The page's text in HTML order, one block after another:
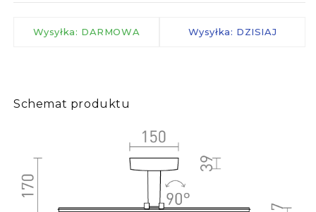
Wysyłka: DARMOWA Wysyłka: DZISIAJ
Schemat produktu